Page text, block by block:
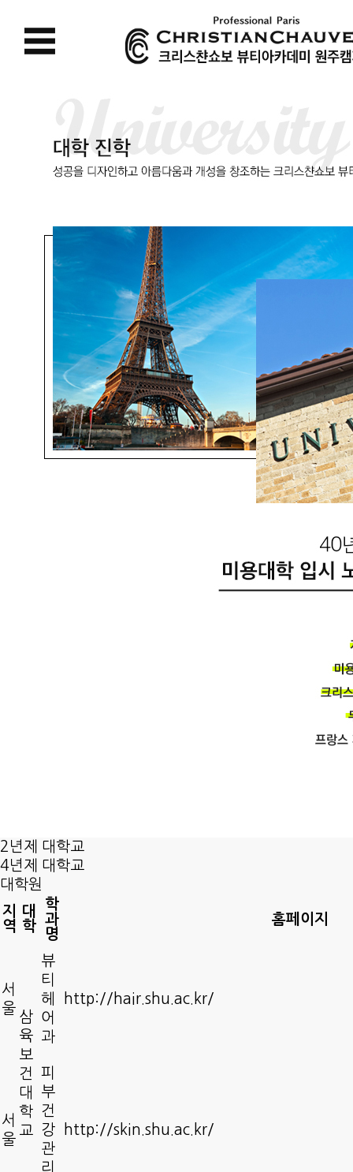
2년제 대학교
4년제 대학교
대학원
지
역
대
학
학
과
명
홈페이지
서
울
삼
육
보
건
대
학
교
뷰
티
헤
어
과
http://hair.shu.ac.kr/
서
울
피
부
건
강
관
리
http://skin.shu.ac.kr/